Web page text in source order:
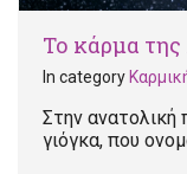
Το κάρμα της
In category
Στην ανατολική
γιόγκα, που